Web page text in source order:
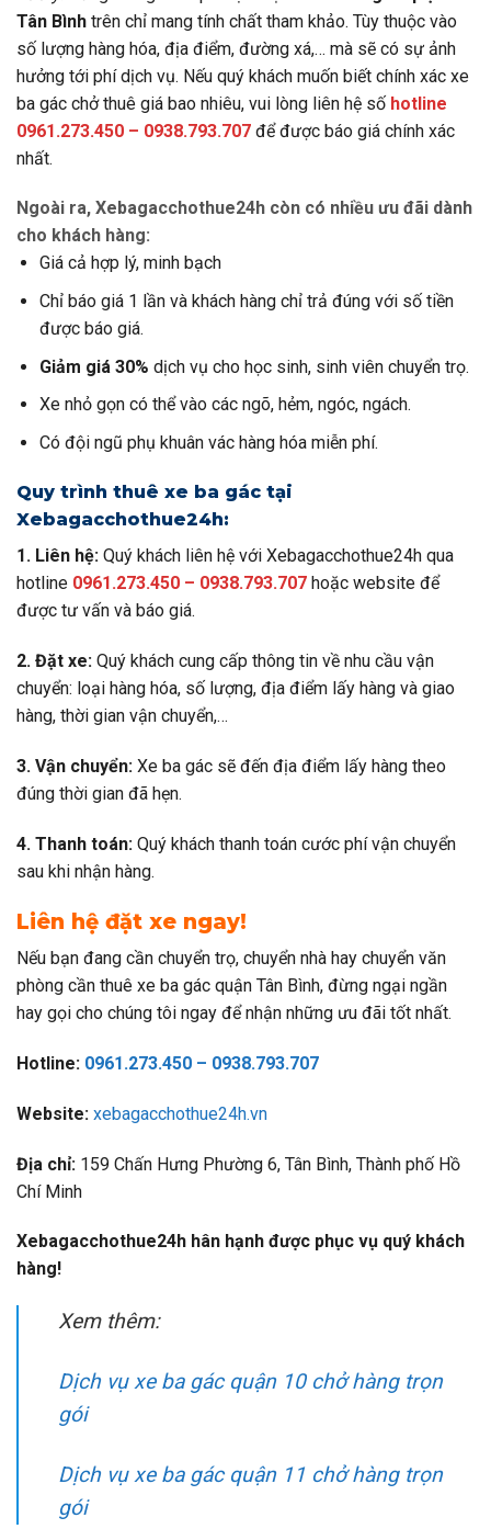
Tân Bình trên chỉ mang tính chất tham khảo. Tùy thuộc vào
số lượng hàng hóa, địa điểm, đường xá,… mà sẽ có sự ảnh
hưởng tới phí dịch vụ. Nếu quý khách muốn biết chính xác xe
ba gác chở thuê giá bao nhiêu, vui lòng liên hệ số hotline
0961.273.450 – 0938.793.707 để được báo giá chính xác
nhất.
Ngoài ra, Xebagacchothue24h còn có nhiều ưu đãi dành
cho khách hàng:
Giá cả hợp lý, minh bạch
Chỉ báo giá 1 lần và khách hàng chỉ trả đúng với số tiền
được báo giá.
Giảm giá 30% dịch vụ cho học sinh, sinh viên chuyển trọ.
Xe nhỏ gọn có thể vào các ngõ, hẻm, ngóc, ngách.
Có đội ngũ phụ khuân vác hàng hóa miễn phí.
Quy trình thuê xe ba gác tại
Xebagacchothue24h:
1. Liên hệ: Quý khách liên hệ với Xebagacchothue24h qua
hotline 0961.273.450 – 0938.793.707 hoặc website để
được tư vấn và báo giá.
2. Đặt xe: Quý khách cung cấp thông tin về nhu cầu vận
chuyển: loại hàng hóa, số lượng, địa điểm lấy hàng và giao
hàng, thời gian vận chuyển,…
3. Vận chuyển: Xe ba gác sẽ đến địa điểm lấy hàng theo
đúng thời gian đã hẹn.
4. Thanh toán: Quý khách thanh toán cước phí vận chuyển
sau khi nhận hàng.
Liên hệ đặt xe ngay!
Nếu bạn đang cần chuyển trọ, chuyển nhà hay chuyển văn
phòng cần thuê xe ba gác quận Tân Bình, đừng ngại ngần
hay gọi cho chúng tôi ngay để nhận những ưu đãi tốt nhất.
Hotline: 0961.273.450 – 0938.793.707
Website: xebagacchothue24h.vn
Địa chỉ: 159 Chấn Hưng Phường 6, Tân Bình, Thành phố Hồ
Chí Minh
Xebagacchothue24h hân hạnh được phục vụ quý khách
hàng!
Xem thêm:
Dịch vụ xe ba gác quận 10 chở hàng trọn
gói
Dịch vụ xe ba gác quận 11 chở hàng trọn
gói